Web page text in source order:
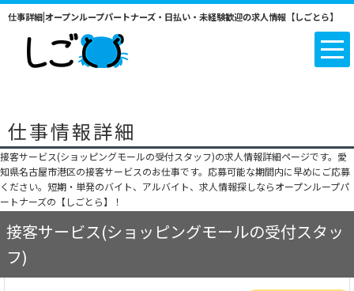
仕事詳細|オープンループパートナーズ・日払い・未経験歓迎の求人情報【しごとら】
仕事情報詳細
接客サービス(ショッピングモールの受付スタッフ)の求人情報詳細ページです。愛
知県名古屋市港区の接客サービスのお仕事です。応募可能な期間内に早めにご応募
ください。短期・単発のバイト、アルバイト、求人情報探しならオープンループパ
ートナーズの【しごとら】！
接客サービス(ショッピングモールの受付スタッ
フ)